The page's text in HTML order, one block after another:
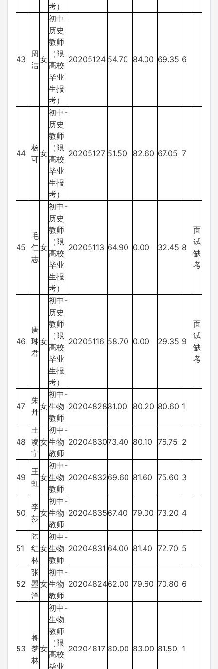
考）
43
周
洁
女
初中-
历史
教师
（限
高校
毕业
生报
考）
20205124 54.70 84.00 69.35 6
44
杨
可
女
初中-
历史
教师
（限
高校
毕业
生报
考）
20205127 51.50 82.60 67.05 7
45
毛
仁
志
女
初中-
历史
教师
（限
高校
毕业
生报
考）
20205113 64.90 0.00 32.45 8
面
试
缺
考
46
唐
琳
君
女
初中-
历史
教师
（限
高校
毕业
生报
考）
20205116 58.70 0.00 29.35 9
面
试
缺
考
47
朱
丹
女
初中-
生物
教师
2020482881.00 80.20 80.60 1
48
王
凌
宁
女
初中-
生物
教师
2020483073.40 80.10 76.75 2
49
王
虹
女
初中-
生物
教师
2020483269.60 81.60 75.60 3
50
李
莎
女
初中-
生物
教师
2020483567.40 79.00 73.20 4
51
陈
红
林
女
初中-
生物
教师
20204831 64.00 81.40 72.70 5
52
张
曌
洋
女
初中-
生物
教师
2020482462.00 79.60 70.80 6
53
蒋
梦
林
女
初中-
生物
教师
（限
高校
毕业
20204817 80.00 83.00 81.50 1